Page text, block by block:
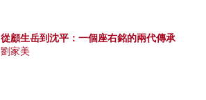
從顧生岳到沈平：一個座右銘的兩代傳承
劉家美